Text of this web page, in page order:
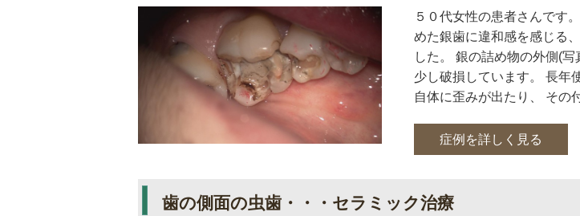
５０代女性の患者さんです
めた銀歯に違和感を感じる
した。 銀の詰め物の外側(
少し破損しています。 長年
自体に歪みが出たり、 その
症例を詳しく見る
歯の側面の虫歯・・・セラミック治療